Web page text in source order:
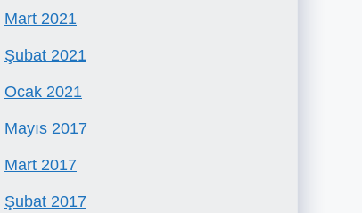
Mart 2021
Şubat 2021
Ocak 2021
Mayıs 2017
Mart 2017
Şubat 2017